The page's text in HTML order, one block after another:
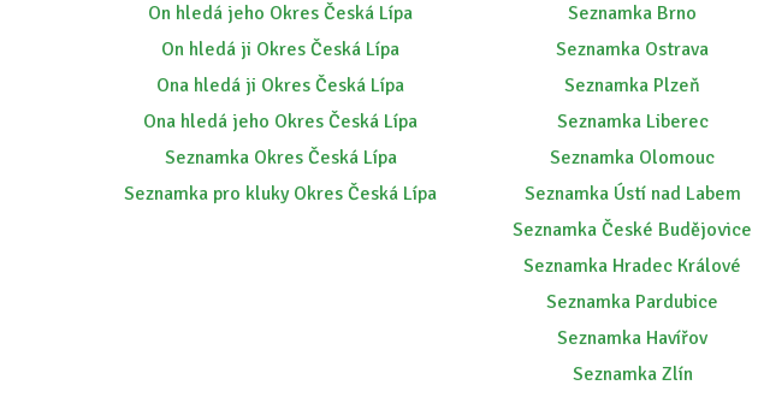
On hledá jeho Okres Česká Lípa
On hledá ji Okres Česká Lípa
Ona hledá ji Okres Česká Lípa
Ona hledá jeho Okres Česká Lípa
Seznamka Okres Česká Lípa
Seznamka pro kluky Okres Česká Lípa
Seznamka Brno
Seznamka Ostrava
Seznamka Plzeň
Seznamka Liberec
Seznamka Olomouc
Seznamka Ústí nad Labem
Seznamka České Budějovice
Seznamka Hradec Králové
Seznamka Pardubice
Seznamka Havířov
Seznamka Zlín